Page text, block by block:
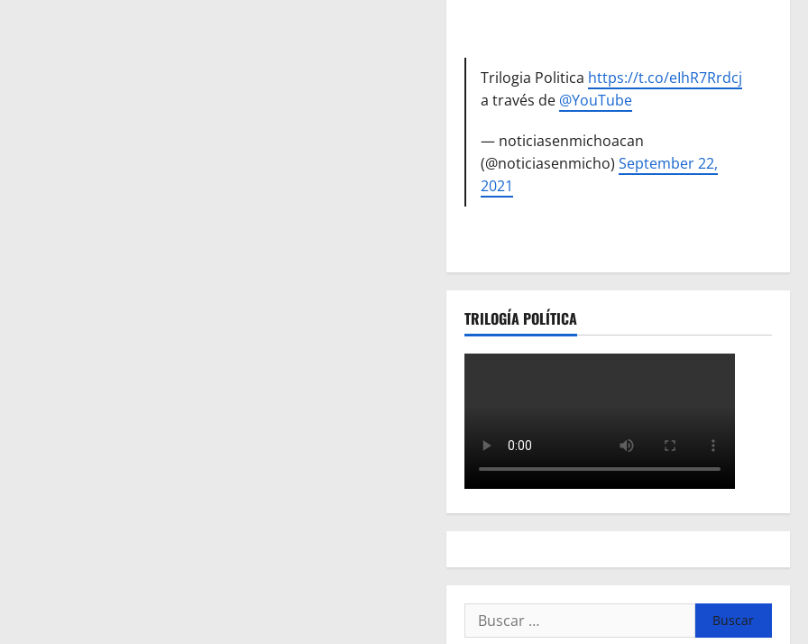
Trilogia Politica https://t.co/eIhR7Rrdcj
a través de @YouTube
— noticiasenmichoacan
(@noticiasenmicho)September 22,
2021
TRILOGÍA POLÍTICA
Buscar: